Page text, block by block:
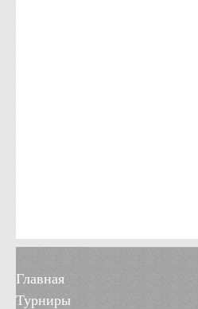
Главная
Турниры